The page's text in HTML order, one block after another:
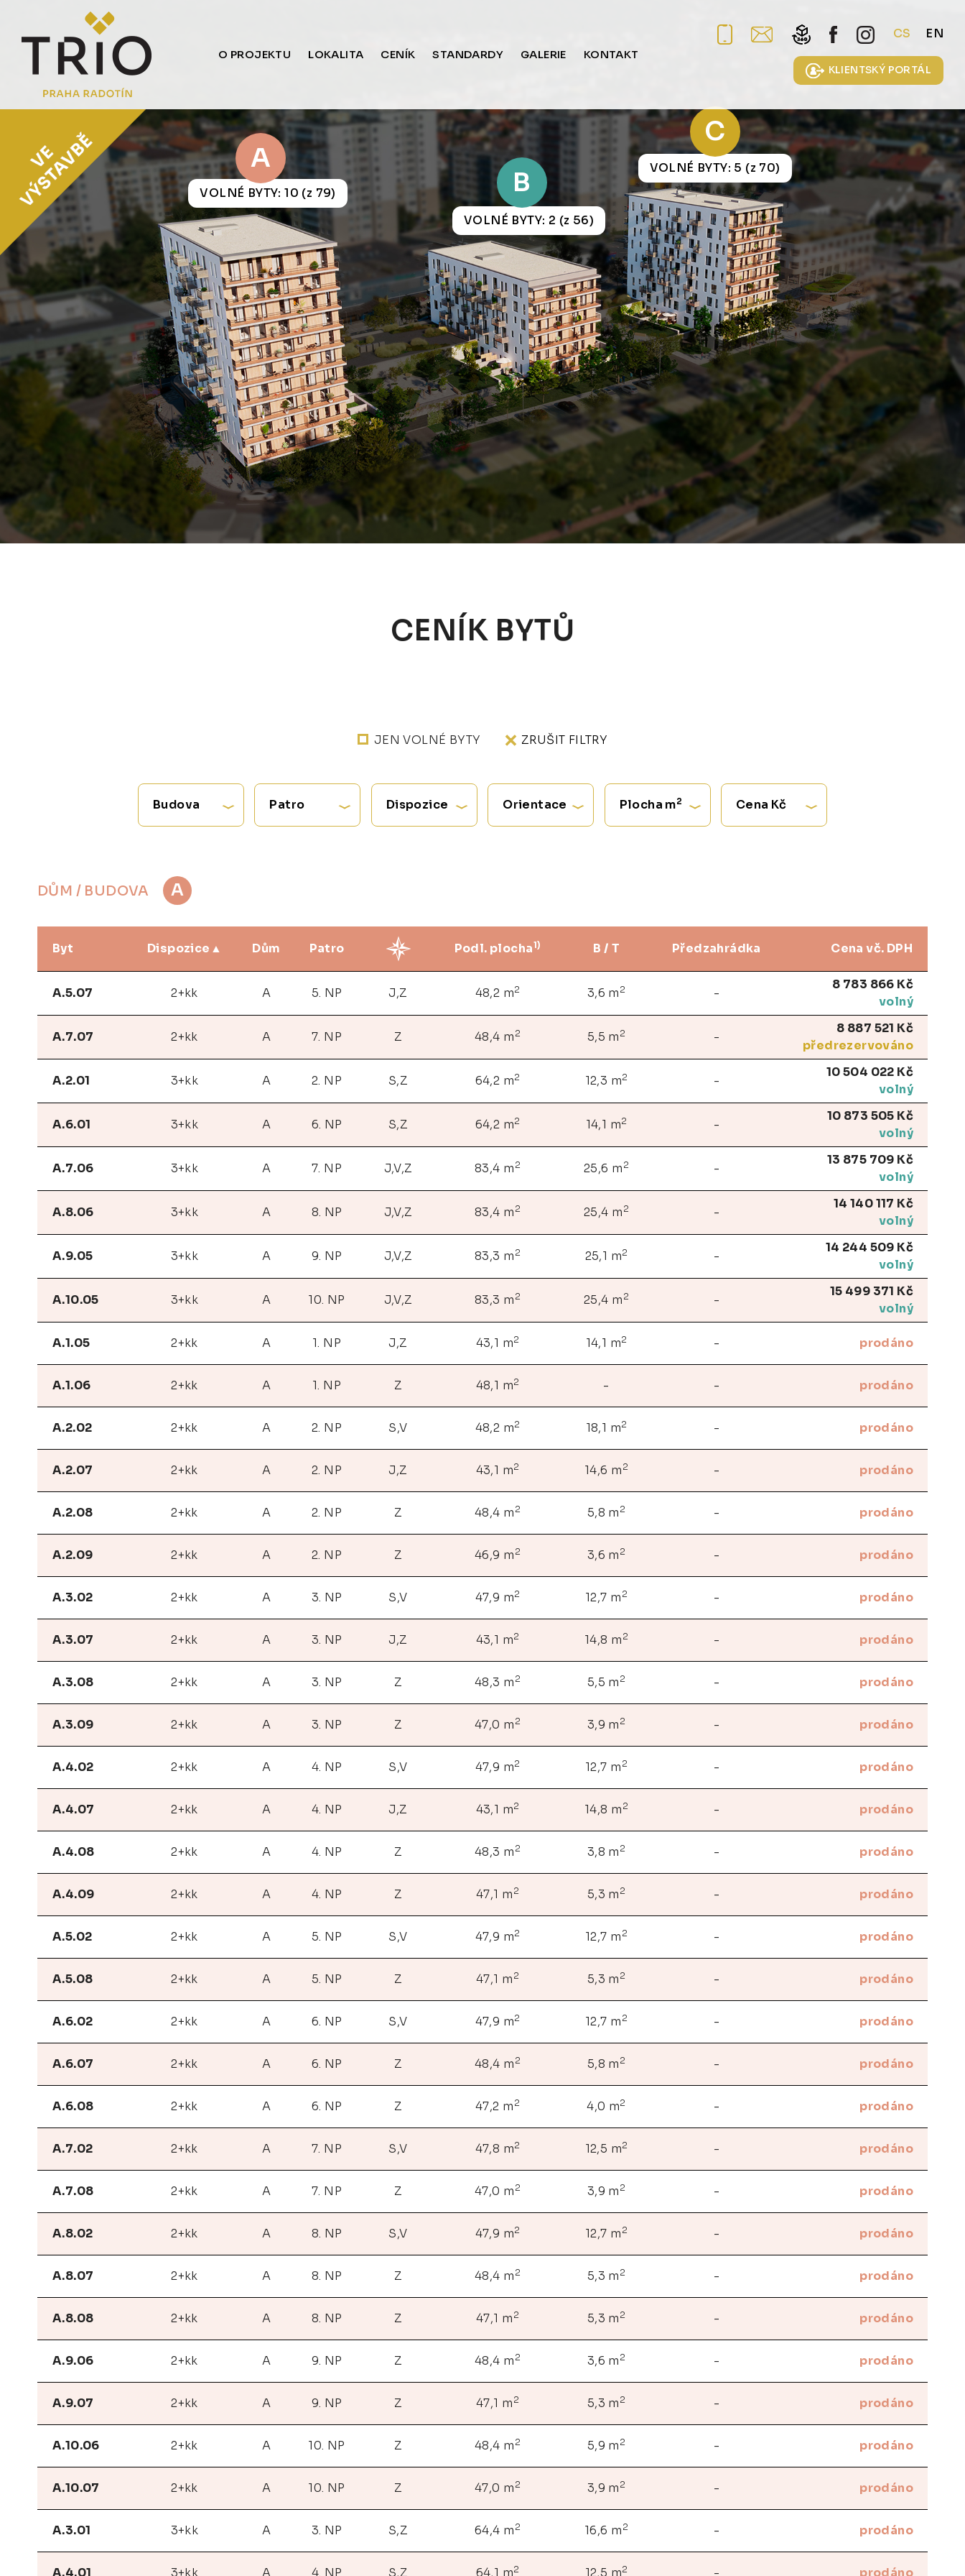
O PROJEKTU LOKALITA CENÍK STANDARDY GALERIE KONTAKT
CS EN
KLIENTSKÝ PORTÁL
A
B
C
VOLNÉ BYTY: 10 (z 79)
VOLNÉ BYTY: 2 (z 56)
VOLNÉ BYTY: 5 (z 70)
CENÍK BYTŮ
JEN VOLNÉ BYTY ZRUŠIT FILTRY
Budova Patro Dispozice Orientace Plocha m2 Cena Kč
DŮM / BUDOVA A
Byt Dispozice Dům Patro Podl. plocha1) B / T Předzahrádka Cena vč. DPH
A.5.07 2+kk A 5. NP J,Z 48,2 m2 3,6 m 2 -
8 783 866 Kč
volný
A.7.07 2+kk A 7. NP Z 48,4 m 2 5,5 m 2 -
8 887 521 Kč
předrezervováno
A.2.01 3+kk A 2. NP S,Z 64,2 m2 12,3 m2 -
10 504 022 Kč
volný
A.6.01 3+kk A 6. NP S,Z 64,2 m2 14,1 m2 -
10 873 505 Kč
volný
A.7.06 3+kk A 7. NP J,V,Z 83,4 m 2 25,6 m 2 -
13 875 709 Kč
volný
A.8.06 3+kk A 8. NP J,V,Z 83,4 m 2 25,4 m 2 -
14 140 117 Kč
volný
A.9.05 3+kk A 9. NP J,V,Z 83,3 m 2 25,1 m2 -
14 244 509 Kč
volný
A.10.05 3+kk A 10. NP J,V,Z 83,3 m 2 25,4 m 2 -
15 499 371 Kč
volný
A.1.05 2+kk A 1. NP J,Z 43,1 m2 14,1 m2 - prodáno
A.1.06 2+kk A 1. NP Z 48,1 m2 - - prodáno
A.2.02 2+kk A 2. NP S,V 48,2 m2 18,1 m2 - prodáno
A.2.07 2+kk A 2. NP J,Z 43,1 m2 14,6 m 2 - prodáno
A.2.08 2+kk A 2. NP Z 48,4 m 2 5,8 m 2 - prodáno
A.2.09 2+kk A 2. NP Z 46,9 m 2 3,6 m 2 - prodáno
A.3.02 2+kk A 3. NP S,V 47,9 m2 12,7 m 2 - prodáno
A.3.07 2+kk A 3. NP J,Z 43,1 m2 14,8 m 2 - prodáno
A.3.08 2+kk A 3. NP Z 48,3 m 2 5,5 m 2 - prodáno
A.3.09 2+kk A 3. NP Z 47,0 m 2 3,9 m 2 - prodáno
A.4.02 2+kk A 4. NP S,V 47,9 m2 12,7 m 2 - prodáno
A.4.07 2+kk A 4. NP J,Z 43,1 m2 14,8 m 2 - prodáno
A.4.08 2+kk A 4. NP Z 48,3 m 2 3,8 m 2 - prodáno
A.4.09 2+kk A 4. NP Z 47,1 m 2 5,3 m 2 - prodáno
A.5.02 2+kk A 5. NP S,V 47,9 m2 12,7 m 2 - prodáno
A.5.08 2+kk A 5. NP Z 47,1 m 2 5,3 m 2 - prodáno
A.6.02 2+kk A 6. NP S,V 47,9 m2 12,7 m 2 - prodáno
A.6.07 2+kk A 6. NP Z 48,4 m 2 5,8 m 2 - prodáno
A.6.08 2+kk A 6. NP Z 47,2 m 2 4,0 m2 - prodáno
A.7.02 2+kk A 7. NP S,V 47,8 m2 12,5 m2 - prodáno
A.7.08 2+kk A 7. NP Z 47,0 m 2 3,9 m 2 - prodáno
A.8.02 2+kk A 8. NP S,V 47,9 m2 12,7 m 2 - prodáno
A.8.07 2+kk A 8. NP Z 48,4 m 2 5,3 m 2 - prodáno
A.8.08 2+kk A 8. NP Z 47,1 m 2 5,3 m 2 - prodáno
A.9.06 2+kk A 9. NP Z 48,4 m 2 3,6 m 2 - prodáno
A.9.07 2+kk A 9. NP Z 47,1 m 2 5,3 m 2 - prodáno
A.10.06 2+kk A 10. NP Z 48,4 m 2 5,9 m 2 - prodáno
A.10.07 2+kk A 10. NP Z 47,0 m 2 3,9 m 2 - prodáno
A.3.01 3+kk A 3. NP S,Z 64,4 m 2 16,6 m 2 - prodáno
A.4.01 3+kk A 4. NP S,Z 64,1 m2 12,5 m2 - prodáno